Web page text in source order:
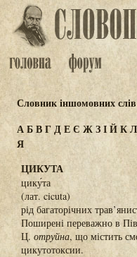
Словник іншомовних
АБВГДЕЄ ЖЗІЙКЛ
Я
ЦИКУТА
цику́та
(лат. cicuta)
рід багаторічних
Поширені переважно в
Ц. отруйна, що містить
цикутотоксии.